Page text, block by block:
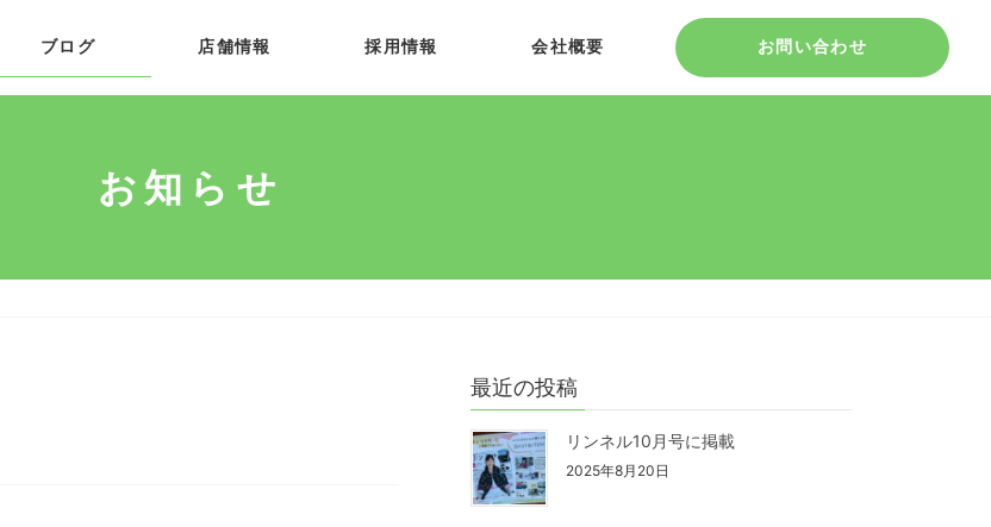
ブログ 店舗情報 採用情報 会社概要 お問い合わせ
お知らせ
最近の投稿
リンネル10月号に掲載
2025年8月20日